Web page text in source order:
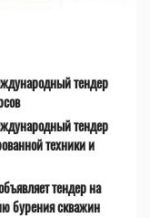
тендер
тендер
техники и
тендер на
бурения скважин